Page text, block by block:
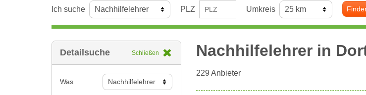
Ich suche PLZ Umkreis
Detailsuche Schließen
Was
Nachhilfelehrer in
229 Anbieter